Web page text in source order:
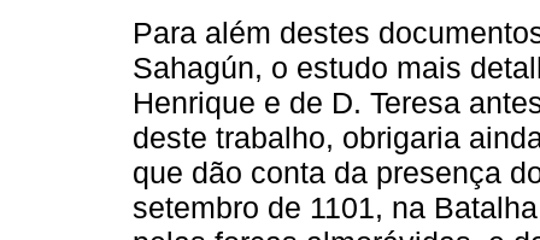
Para além destes
Sahagún, o estudo mais
Henrique e de D. Teresa
deste trabalho, obrigaria
que dão conta da presença
setembro de 1101, na